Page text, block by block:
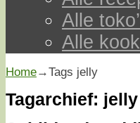
Alle
Alle
Home→Tags jelly
Tagarchief: jelly